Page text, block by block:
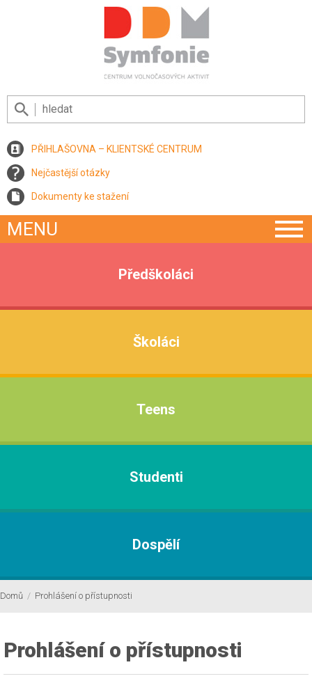
PŘIHLAŠOVNA – KLIENTSKÉ CENTRUM
Nejčastější otázky
Dokumenty ke stažení
MENU
Předškoláci
Školáci
Teens
Studenti
Dospělí
Domů / Prohlášení o přístupnosti
Prohlášení o přístupnosti